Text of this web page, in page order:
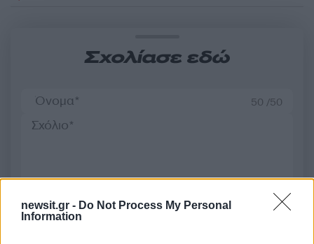
newsit.gr - Do Not Process My Personal
Information
Σχολίασε εδώ
50 /50
Υποβολή σχολίου